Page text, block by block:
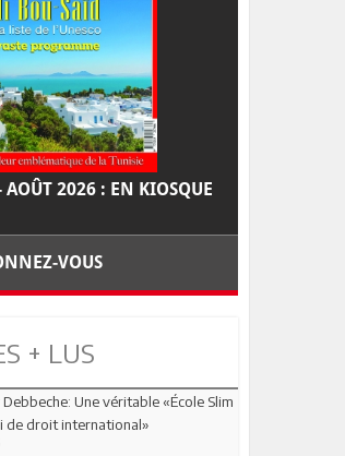
AOÛT 2026 : EN KIOSQUE
VOUS
+ LUS
Une véritable «École Slim
de droit international»